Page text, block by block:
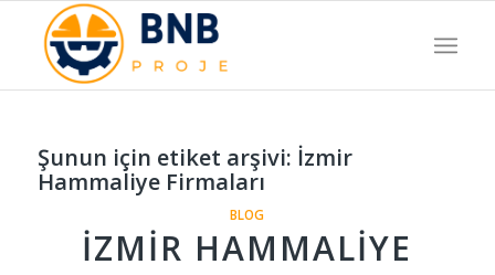
Şunun için etiket arşivi: İzmir
Hammaliye Firmaları
BLOG
İZMIR HAMMALIYE